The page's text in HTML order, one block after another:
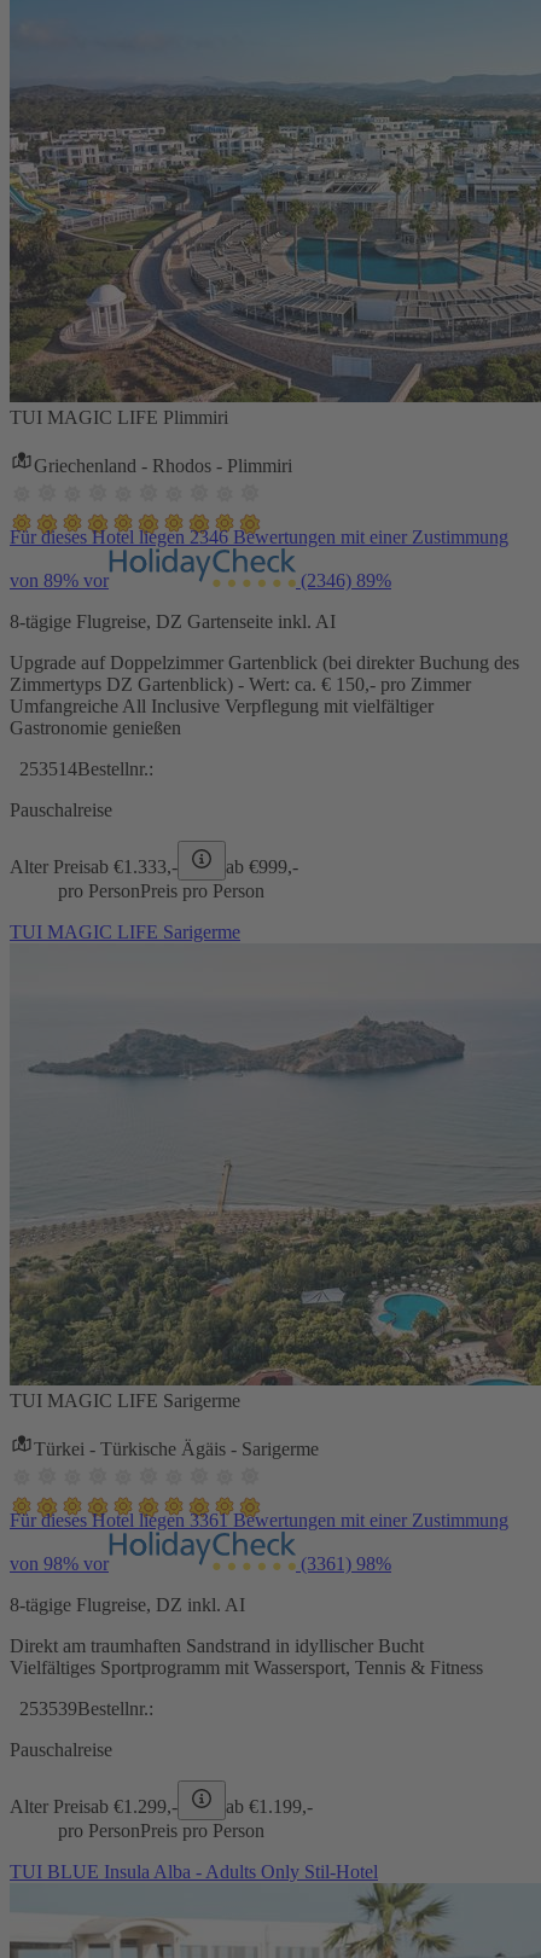
TUI MAGIC LIFE Plimmiri
Griechenland - Rhodos - Plimmiri
Für dieses Hotel liegen 2346 Bewertungen mit einer Zustimmung
von 89% vor (2346) 89%
8-tägige Flugreise, DZ Gartenseite inkl. AI
Upgrade auf Doppelzimmer Gartenblick (bei direkter Buchung des
Zimmertyps DZ Gartenblick) - Wert: ca. € 150,- pro Zimmer
Umfangreiche All Inclusive Verpflegung mit vielfältiger
Gastronomie genießen
253514Bestellnr.:
Pauschalreise
Alter Preisab €1.333,- ab €999,-
pro PersonPreis pro Person
TUI MAGIC LIFE Sarigerme
TUI MAGIC LIFE Sarigerme
Türkei - Türkische Ägäis - Sarigerme
Für dieses Hotel liegen 3361 Bewertungen mit einer Zustimmung
von 98% vor (3361) 98%
8-tägige Flugreise, DZ inkl. AI
Direkt am traumhaften Sandstrand in idyllischer Bucht
Vielfältiges Sportprogramm mit Wassersport, Tennis & Fitness
253539Bestellnr.:
Pauschalreise
Alter Preisab €1.299,- ab €1.199,-
pro PersonPreis pro Person
TUI BLUE Insula Alba - Adults Only Stil-Hotel